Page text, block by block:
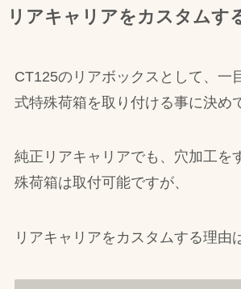
リアキャリアをカスタムす
CT125のリアボックスとして、一
式特殊荷箱を取り付ける事に決め
純正リアキャリアでも、穴加工を
殊荷箱は取付可能ですが、
リアキャリアをカスタムする理由